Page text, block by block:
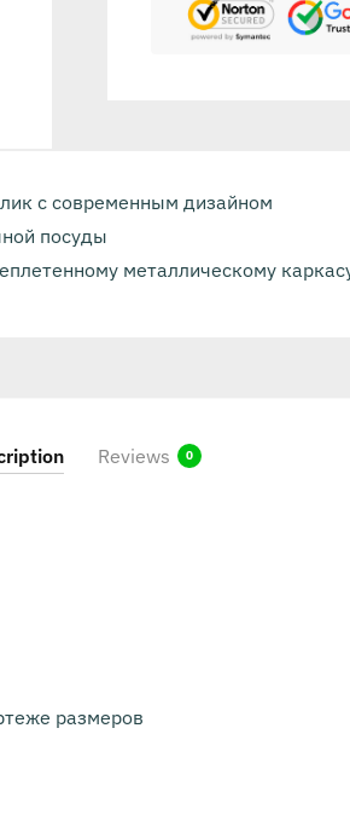
с современным дизайном
посуды
металлическому
Reviews 0
размеров